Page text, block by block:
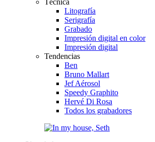
Litografía
Serigrafía
Grabado
Impresión digital en color
Impresión digital
Tendencias
Ben
Bruno Mallart
Jef Aérosol
Speedy Graphito
Hervé Di Rosa
Todos los grabadores